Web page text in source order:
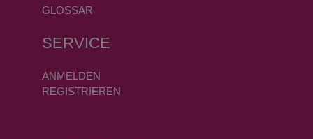
GLOSSAR
SERVICE
ANMELDEN
REGISTRIEREN